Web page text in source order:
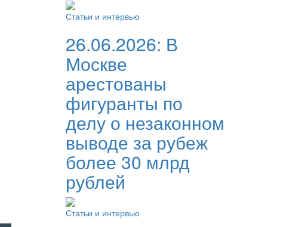
Статьи и интервью
26.06.2026: В
Москве
арестованы
фигуранты по
делу о незаконном
выводе за рубеж
более 30 млрд
рублей
Статьи и интервью